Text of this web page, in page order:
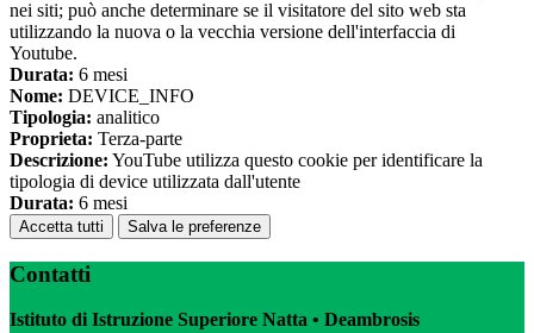
nei siti; può anche determinare se il visitatore del sito web sta
utilizzando la nuova o la vecchia versione dell'interfaccia di
Youtube.
Durata: 6 mesi
Nome: DEVICE_INFO
Tipologia: analitico
Proprieta: Terza-parte
Descrizione: YouTube utilizza questo cookie per identificare la
tipologia di device utilizzata dall'utente
Durata: 6 mesi
Accetta tutti Salva le preferenze
Contatti
Istituto di Istruzione Superiore Natta • Deambrosis